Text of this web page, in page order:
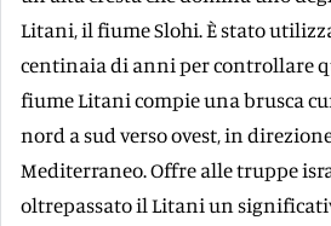
Litani, il fiume Slohi. È stato
centinaia di anni per controllare
fiume Litani compie una brusca
nord a sud verso ovest, in
Mediterraneo. Offre alle truppe
oltrepassato il Litani un